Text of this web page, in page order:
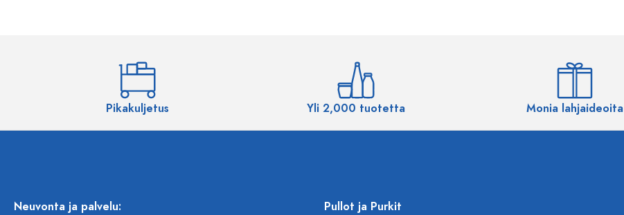
Pikakuljetus Yli 2,000 tuotetta Monia lahjaideoita
Neuvonta ja palvelu: Pullot ja Purkit